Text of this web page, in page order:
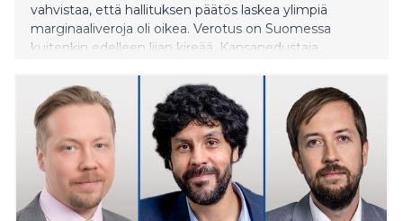
vahvistaa, että hallituksen päätös laskea ylimpiä
marginaaliveroja oli oikea. Verotus on Suomessa
kuitenkin edelleen liian kireää. Kansanedustaja
ristiriidassa tutkimustiedon kanssa.